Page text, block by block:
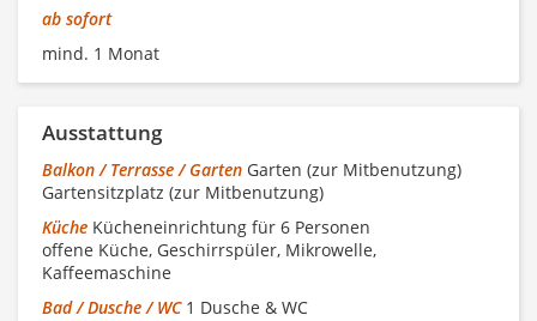
ab sofort
mind. 1 Monat
Ausstattung
Balkon / Terrasse / Garten Garten (zur Mitbenutzung)
Gartensitzplatz (zur Mitbenutzung)
Küche Kücheneinrichtung für 6 Personen
offene Küche, Geschirrspüler, Mikrowelle,
Kaffeemaschine
Bad / Dusche / WC1 Dusche & WC